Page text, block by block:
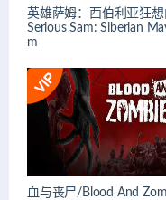
英雄萨姆：西伯利亚狂
Serious Sam: Siberian
m
血与丧尸/Blood And